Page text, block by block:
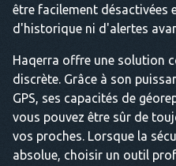
être facilement désactivées
d'historique ni d'alertes
Haqerra offre une solution
discrète. Grâce à son
GPS, ses capacités de
vous pouvez être sûr de
vos proches. Lorsque la
absolue, choisir un outil